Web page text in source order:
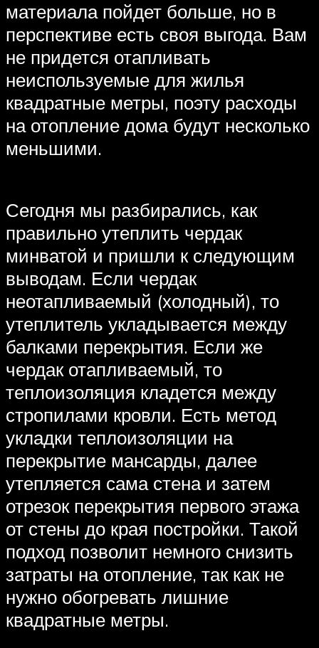
материала пойдет больше, но в
перспективе есть своя выгода. Вам
не придется отапливать
неиспользуемые для жилья
квадратные метры, поэту расходы
на отопление дома будут несколько
меньшими.
Сегодня мы разбирались, как
правильно утеплить чердак
минватой и пришли к следующим
выводам. Если чердак
неотапливаемый (холодный), то
утеплитель укладывается между
балками перекрытия. Если же
чердак отапливаемый, то
теплоизоляция кладется между
стропилами кровли. Есть метод
укладки теплоизоляции на
перекрытие мансарды, далее
утепляется сама стена и затем
отрезок перекрытия первого этажа
от стены до края постройки. Такой
подход позволит немного снизить
затраты на отопление, так как не
нужно обогревать лишние
квадратные метры.